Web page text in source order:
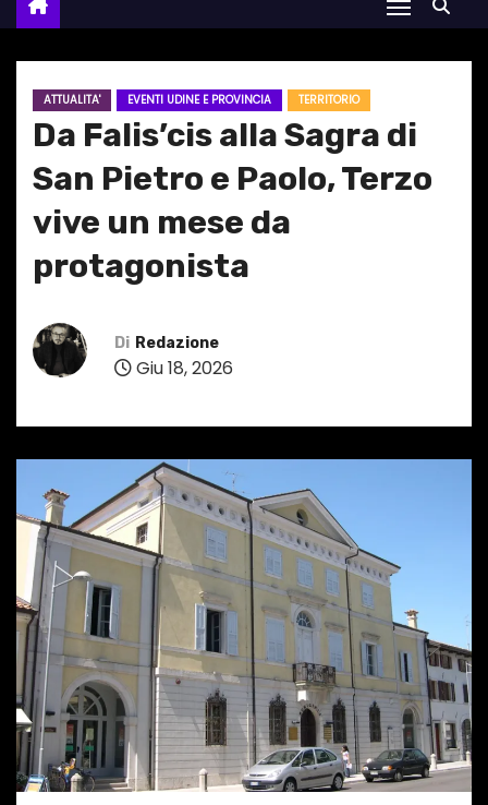
ATTUALITA' EVENTI UDINE E PROVINCIA TERRITORIO
Da Falis’cis alla Sagra di
San Pietro e Paolo, Terzo
vive un mese da
protagonista
Di Redazione
Giu 18, 2026